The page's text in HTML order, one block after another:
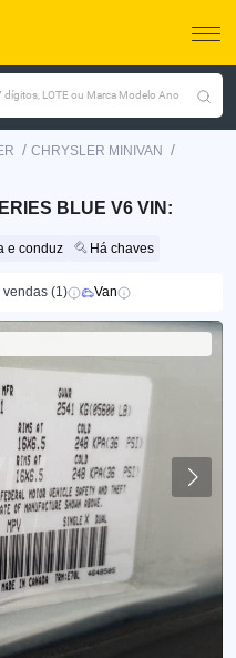
dígitos, LOTE ou Marca Modelo Ano
/ CHRYSLER MINIVAN /
BLUE V6 VIN:
e conduz Há chaves
vendas (1) Van